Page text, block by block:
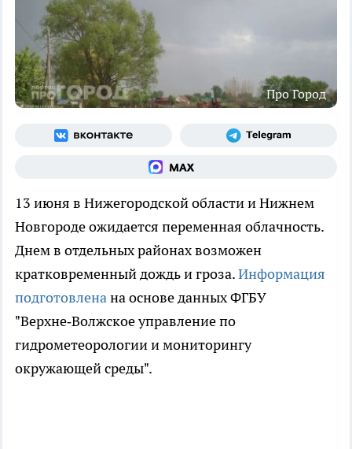
Про Город
13 июня в Нижегородской области и Нижнем
Новгороде ожидается переменная облачность.
Днем в отдельных районах возможен
кратковременный дождь и гроза.Информация
подготовленана основе данных ФГБУ
"Верхне‑Волжское управление по
гидрометеорологии и мониторингу
окружающей среды".